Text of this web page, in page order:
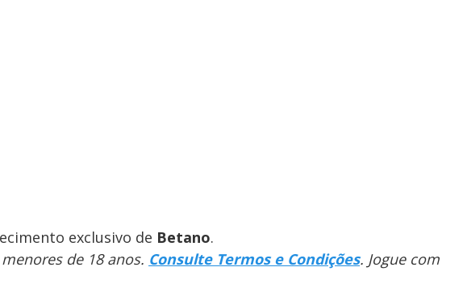
exclusivo de Betano.
de 18 anos. Consulte Termos e Condições. Jogue com